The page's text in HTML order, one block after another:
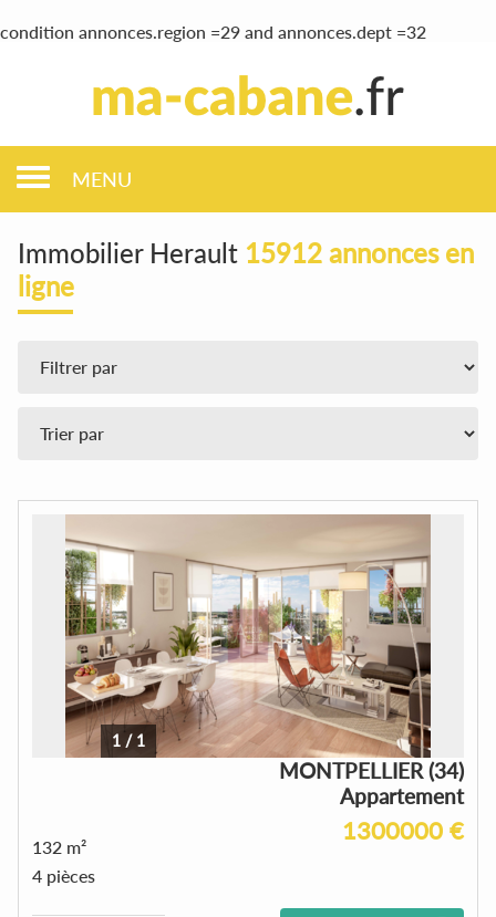
condition annonces.region =29 and annonces.dept =32
MENU
Immobilier Herault 15912 annonces en
ligne
1 / 1
MONTPELLIER (34)
Appartement
1300000 €
132 m²
4 pièces